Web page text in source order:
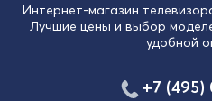
Интернет-магазин
Лучшие цены и выбор
удобной
+7 (495)